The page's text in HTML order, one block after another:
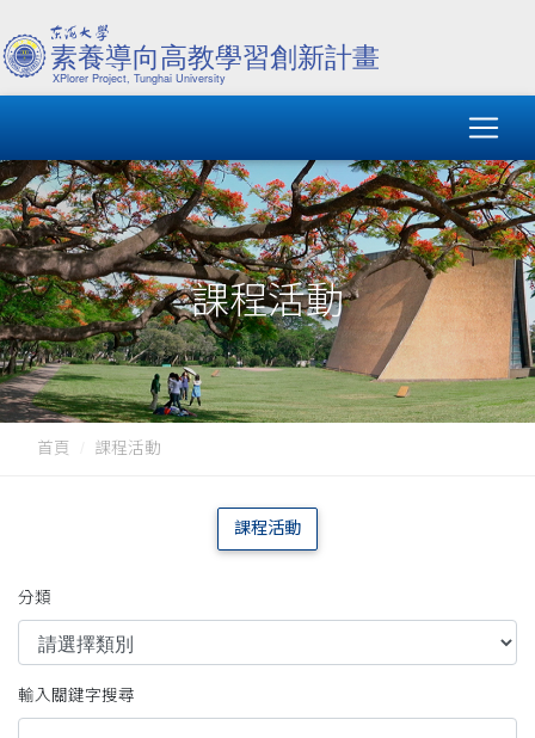
課程活動
首頁 課程活動
課程活動
分類
輸入關鍵字搜尋